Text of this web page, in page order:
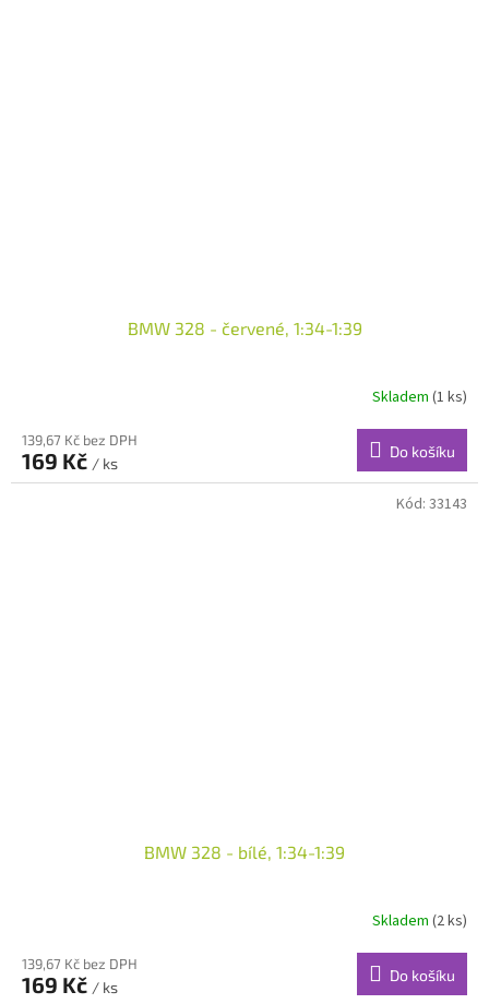
BMW 328 - červené, 1:34-1:39
Skladem (1 ks)
139,67 Kč bez DPH
169 Kč / ks
Do košíku
BMW 328 - bílé, 1:34-1:39
Skladem (2 ks)
139,67 Kč bez DPH
169 Kč / ks
Do košíku
Kód: 33143